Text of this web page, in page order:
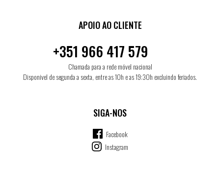
APOIO AO CLIENTE
+351 966 417 579
Chamada para a rede móvel nacional
Disponivel de segunda a sexta, entre as 10h e as 19:30h excluindo feriados.
SIGA-NOS
Facebook
Instagram